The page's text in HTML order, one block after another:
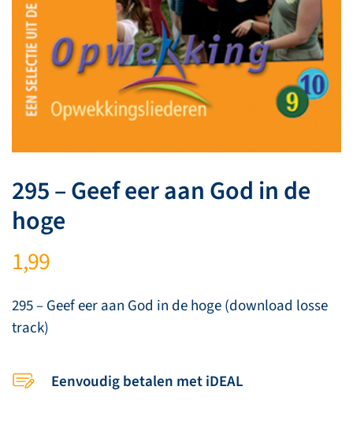
295 – Geef eer aan God in de
hoge
1,99
295 – Geef eer aan God in de hoge (download losse
track)
Eenvoudig betalen met iDEAL